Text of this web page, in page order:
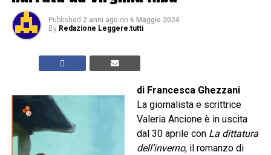
Published 2 anni ago on 6 Maggio 2024
By Redazione Leggere:tutti
di Francesca Ghezzani
La giornalista e scrittrice
Valeria Ancione è in uscita
dal 30 aprile con La dittatura
dell’inverno, il romanzo di